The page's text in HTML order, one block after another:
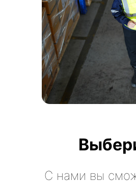
С нами вы